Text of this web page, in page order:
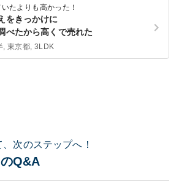
たよりも高かった！
をきっかけに
べたから高くで売れた
, 東京都, 3LDK
次のステップへ！
Q&A